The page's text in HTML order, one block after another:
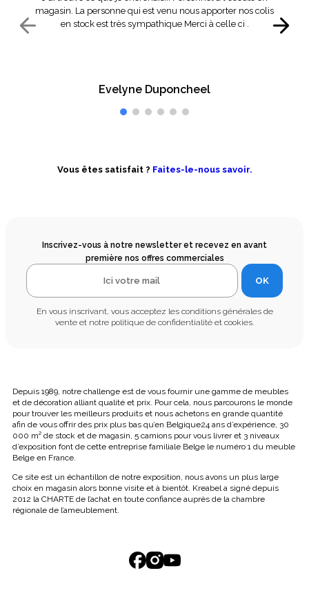
magasin. La personne qui est venu nous apporter nos colis
en stock est très sympathique Merci à celle ci .
Evelyne Duponcheel
Vous êtes satisfait ? Faites-le-nous savoir.
Inscrivez-vous à notre newsletter et recevez en avant
première nos offres commerciales
OK
En vous inscrivant, vous acceptez les conditions générales de
vente et notre politique de confidentialité et cookies.
Depuis 1989, notre challenge est de vous fournir une gamme de meubles
et de décoration alliant qualité et prix. Pour cela, nous parcourons le monde
pour trouver les meilleurs produits et nous achetons en grande quantité
afin de vous offrir des prix plus bas qu’en Belgique24 ans d’expérience, 30
000 m² de stock et de magasin, 5 camions pour vous livrer et 3 niveaux
d’exposition font de cette entreprise familiale Belge le numéro 1 du meuble
Belge en France.
Ce site est un échantillon de notre exposition, nous avons un plus large
choix en magasin alors bonne visite et à bientôt. Kreabel a signé depuis
2012 la CHARTE de l’achat en toute confiance auprès de la chambre
régionale de l’ameublement.